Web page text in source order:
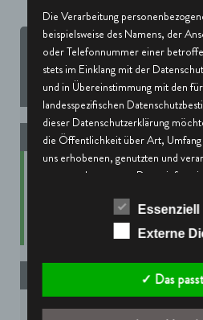
Preference for all
✓ Alle erlauben ✗ Alle
✛Essentail
Allgemeine Cookies
Datenschutzbedingungen / Cookies
Zur offiziellen Webseite
Youtube
Die Verarbeitung
beispielsweise des Namens, der
oder Telefonnummer einer
stets im Einklang mit der
und in Übereinstimmung mit den
landesspezifischen
dieser Datenschutzerklärung
die Öffentlichkeit über Art,
uns erhobenen, genutzten und
personenbezogenen Daten
über die ihnen zustehenden Rechte
Wir haben als für die Verarbeitung
umgesetzt, um einen möglichst
über diese Internetseite verarbeiteten
personenbezogenen Daten
Essenziell
Externe
✓ Das